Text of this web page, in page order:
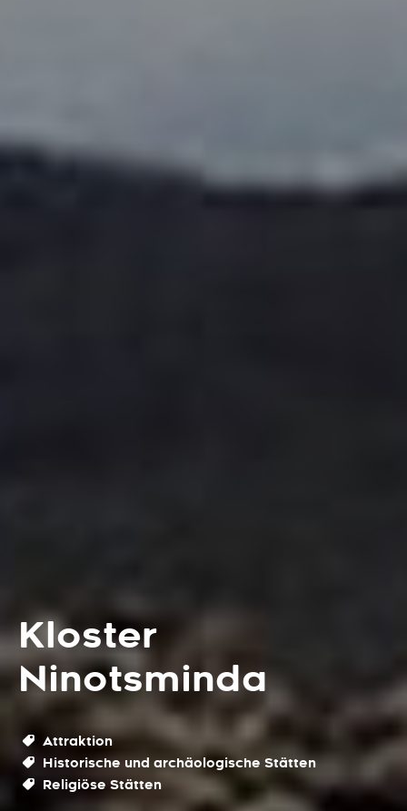
Kloster
Ninotsminda
Attraktion
Historische und archäologische Stätten
Religiöse Stätten